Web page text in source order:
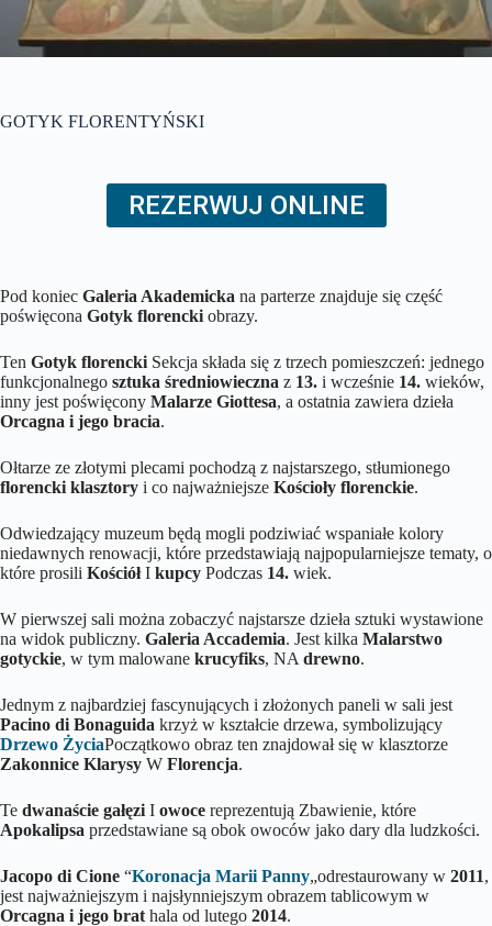
GOTYK FLORENTYŃSKI
REZERWUJ ONLINE
Pod koniec Galeria Akademicka na parterze znajduje się część
poświęcona Gotyk florencki obrazy.
Ten Gotyk florencki Sekcja składa się z trzech pomieszczeń: jednego
funkcjonalnego sztuka średniowieczna z 13. i wcześnie 14. wieków,
inny jest poświęcony Malarze Giottesa, a ostatnia zawiera dzieła
Orcagna i jego bracia.
Ołtarze ze złotymi plecami pochodzą z najstarszego, stłumionego
florencki klasztory i co najważniejsze Kościoły florenckie.
Odwiedzający muzeum będą mogli podziwiać wspaniałe kolory
niedawnych renowacji, które przedstawiają najpopularniejsze tematy, o
które prosili KościółI kupcy Podczas 14. wiek.
W pierwszej sali można zobaczyć najstarsze dzieła sztuki wystawione
na widok publiczny. Galeria Accademia. Jest kilka Malarstwo
gotyckie, w tym malowane krucyfiks, NA drewno.
Jednym z najbardziej fascynujących i złożonych paneli w sali jest
Pacino di Bonaguida krzyż w kształcie drzewa, symbolizujący
Drzewo ŻyciaPoczątkowo obraz ten znajdował się w klasztorze
Zakonnice Klarysy W Florencja.
Te dwanaście gałęzi I owoce reprezentują Zbawienie, które
Apokalipsa przedstawiane są obok owoców jako dary dla ludzkości.
Jacopo di Cione “Koronacja Marii Panny„odrestaurowany w 2011,
jest najważniejszym i najsłynniejszym obrazem tablicowym w
Orcagna i jego brat hala od lutego 2014.